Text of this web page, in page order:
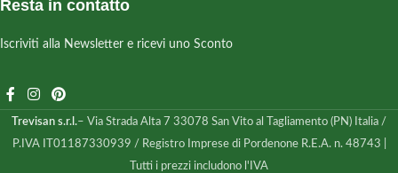
Resta in contatto
Iscriviti alla Newsletter e ricevi uno Sconto
Trevisan s.r.l.– Via Strada Alta 7 33078 San Vito al Tagliamento (PN) Italia /
P.IVA IT01187330939 / Registro Imprese di Pordenone R.E.A. n. 48743 |
Tutti i prezzi includono l'IVA